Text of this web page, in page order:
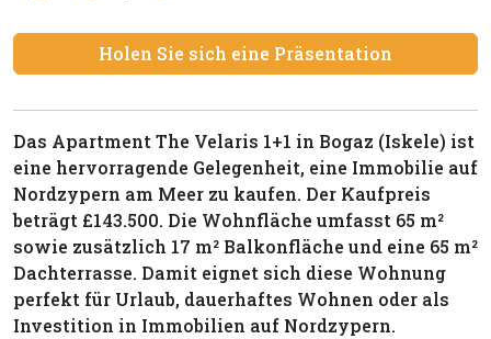
Holen Sie sich eine Präsentation
Das Apartment The Velaris 1+1 in Bogaz (Iskele) ist
eine hervorragende Gelegenheit, eine Immobilie auf
Nordzypern am Meer zu kaufen. Der Kaufpreis
beträgt £143.500. Die Wohnfläche umfasst 65 m²
sowie zusätzlich 17 m² Balkonfläche und eine 65 m²
Dachterrasse. Damit eignet sich diese Wohnung
perfekt für Urlaub, dauerhaftes Wohnen oder als
Investition in Immobilien auf Nordzypern.